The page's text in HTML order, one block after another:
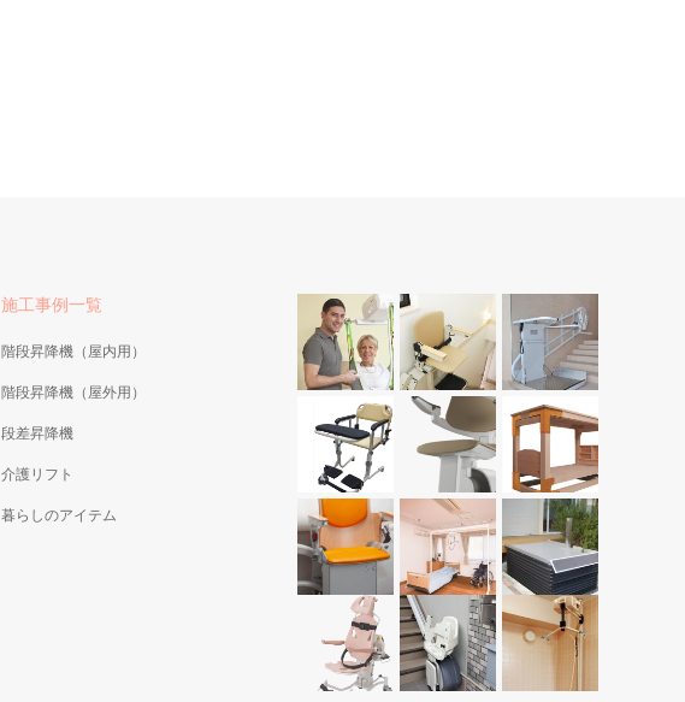
施工事例一覧
階段昇降機（屋内用）
階段昇降機（屋外用）
段差昇降機
介護リフト
暮らしのアイテム